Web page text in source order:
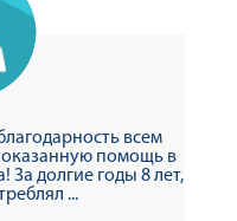
всем
помощь в
долгие годы 8 лет,
...